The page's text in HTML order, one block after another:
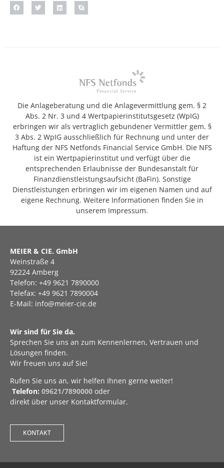
Die Anlageberatung und die Anlagevermittlung gem. § 2
Abs. 2 Nr. 3 und 4 Wertpapierinstitutsgesetz (WpIG)
erbringen wir als vertraglich gebundener Vermittler gem. §
3 Abs. 2 WpIG ausschließlich für Rechnung und unter der
Haftung der NFS Netfonds Financial Service GmbH. Die NFS
ist ein Wertpapierinstitut und verfügt über die
entsprechenden Erlaubnisse der Bundesanstalt für
Finanzdienstleistungsaufsicht (BaFin). Sonstige
Dienstleistungen erbringen wir im eigenen Namen und auf
eigene Rechnung. Weitere Informationen finden Sie in
unserem Impressum.
MEIER & CIE. GmbH
Weinstraße 4
92224 Amberg
Telefon: +49 9621 7890000
Telefax: +49 9621 7890004
E-Mail: info@meier-cie.de
Wir sind für Sie da.
Sprechen Sie uns an zum Kennenlernen, Vertrauen und
Lösungen finden.
Wir freuen uns auf Sie!
Rufen Sie uns an, wir helfen Ihnen gerne weiter!
Telefon: 09621/7890000 oder
direkt über unser Kontaktformular.
KONTAKT